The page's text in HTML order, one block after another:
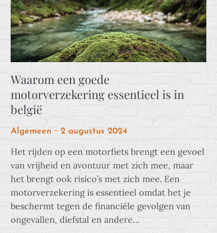
Waarom een goede
motorverzekering essentieel is in
belgië
Algemeen
Posted
2 augustus 2024
Het rijden op een motorfiets brengt een gevoel
van vrijheid en avontuur met zich mee, maar
het brengt ook risico’s met zich mee. Een
motorverzekering is essentieel omdat het je
beschermt tegen de financiële gevolgen van
ongevallen, diefstal en andere…